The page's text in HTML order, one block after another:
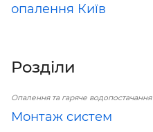
опалення Київ
Розділи
Опалення та гаряче водопостачання
Монтаж систем